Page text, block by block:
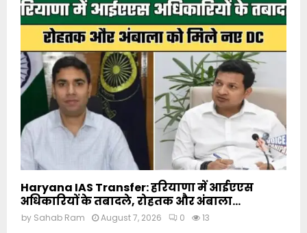
Haryana IAS Transfer: हरियाणा में आईएएस
अधिकारियों के तबादले, रोहतक और अंबाला...
by Sahab Ram August 7, 2026 0 13